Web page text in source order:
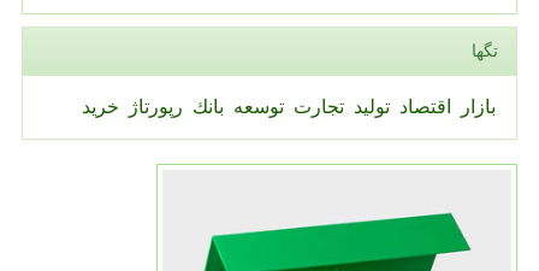
تگها
بازار اقتصاد تولید تجارت توسعه بانك رپورتاژ خرید